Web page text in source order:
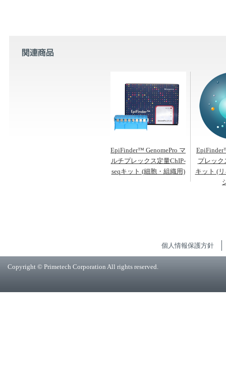
EpiFinder™ GenomePro マ
ルチプレックス定量ChIP-
seqキット (細胞・組織用)
プレック
キット (
個人情報保護方針
Copyright © Primetech Corporation All rights reserved.